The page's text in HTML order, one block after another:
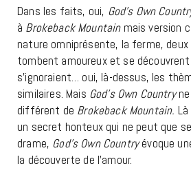
Dans les faits, oui, God’s Own
à Brokeback Mountain mais version
nature omniprésente, la ferme,
tombent amoureux et se découvrent
s’ignoraient… oui, là-dessus, les
similaires. Mais God’s Own Countryne
différent de Brokeback Mountain.
un secret honteux qui ne peut que
drame, God’s Own Countryévoque
la découverte de l’amour.